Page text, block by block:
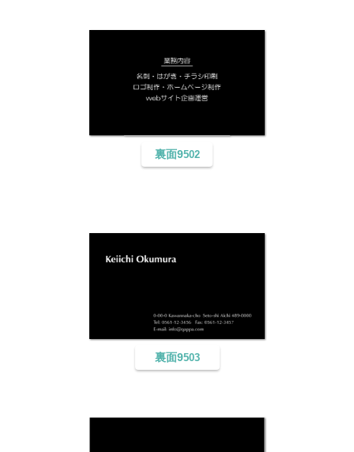
裏面9502
裏面9503